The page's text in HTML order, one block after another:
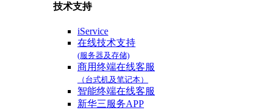
技术支持
iService
在线技术支持
(服务器及存储)
商用终端在线客服
（台式机及笔记本）
智能终端在线客服
新华三服务APP